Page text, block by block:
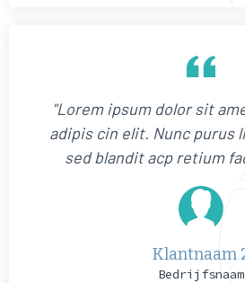
"Lorem ipsum dolor sit
adipis cin elit. Nunc purus
sed blandit acp retium
Klantnaam
Bedrijfsnaam